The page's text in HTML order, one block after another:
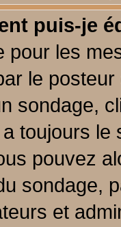
puis-je
pour les
le
sondage,
toujours le
pouvez
sondage,
et